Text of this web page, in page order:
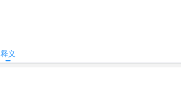
释义